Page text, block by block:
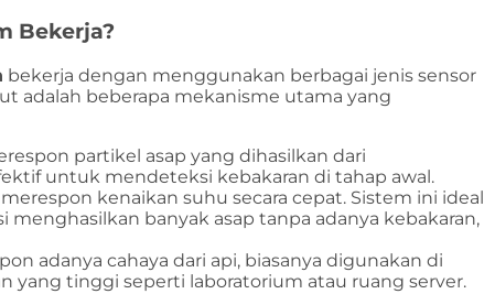
Bekerja?
bekerja dengan menggunakan berbagai jenis sensor
adalah beberapa mekanisme utama yang
partikel asap yang dihasilkan dari
untuk mendeteksi kebakaran di tahap awal.
kenaikan suhu secara cepat. Sistem ini ideal
banyak asap tanpa adanya kebakaran,
adanya cahaya dari api, biasanya digunakan di
yang tinggi seperti laboratorium atau ruang server.